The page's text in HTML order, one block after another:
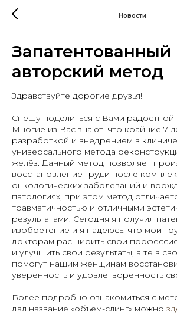
Новости
Запатентованный
авторский метод
Здравствуйте дорогие друзья!
Спешу поделиться с Вами радостной
Многие из Вас знают, что крайние 7
разработкой и внедрением в
универсального метода
желёз. Данный метод позволяет
восстановление груди после
онкологических заболеваний и
патологиях, при этом метод
травматичностью и отличными
результатами. Сегодня я получил
изобретение и я надеюсь, что мои
докторам расширить свои
и улучшить свои результаты, а те в
помогут нашим женщинам
уверенность и удовлетворенность
Более подробно ознакомиться с
дал название «объем-слинг» можно